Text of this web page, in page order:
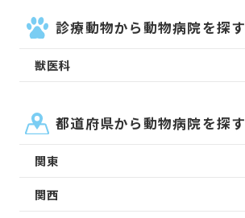
診療動物から動物病院を探す
獣医科
都道府県から動物病院を探す
関東
関西